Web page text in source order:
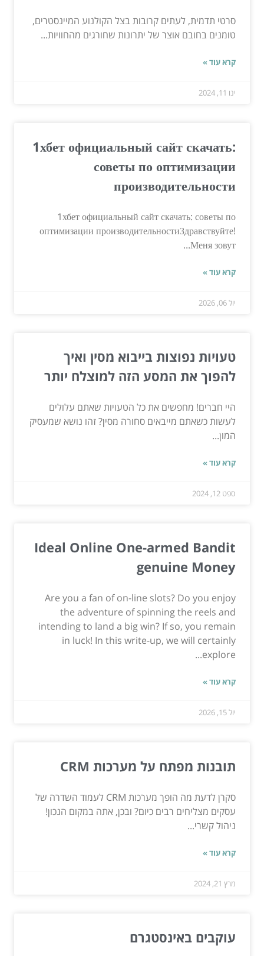
סרטי תדמית, לעתים קרובות בצל הקולנוע המיינסטרים,
טומנים בחובם אוצר של יתרונות שחורגים מהחוויות...
קרא עוד »
ינו 11, 2024
1хбет официальный сайт скачать:
советы по оптимизации
производительности
1хбет официальный сайт скачать: советы по
оптимизации производительностиЗдравствуйте!
Меня зовут...
קרא עוד »
יול 06, 2026
טעויות נפוצות בייבוא מסין ואיך
להפוך את המסע הזה למוצלח יותר
היי חברים! מחפשים את כל הטעויות שאתם עלולים
לעשות כשאתם מייבאים סחורה מסין? זהו נושא שמעסיק
המון...
קרא עוד »
ספט 12, 2024
Ideal Online One-armed Bandit
genuine Money
Are you a fan of on-line slots? Do you enjoy
the adventure of spinning the reels and
intending to land a big win? If so, you remain
in luck! In this write-up, we will certainly
explore...
קרא עוד »
יול 15, 2026
תובנות מפתח על מערכות CRM
סקרן לדעת מה הופך מערכות CRM לעמוד השדרה של
עסקים מצליחים רבים כיום? ובכן, אתה במקום הנכון!
ניהול קשרי...
קרא עוד »
מרץ 21, 2024
עוקבים באינסטגרם